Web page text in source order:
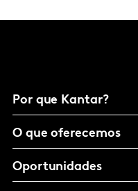
Por que Kantar?
O que oferecemos
Oportunidades